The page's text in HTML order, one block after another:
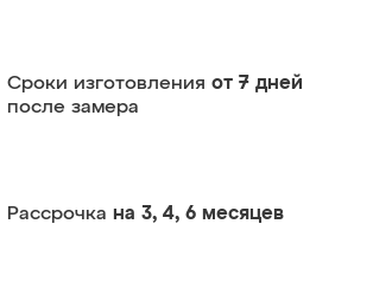
Сроки изготовления от 7 дней
после замера
Рассрочка на 3, 4, 6 месяцев